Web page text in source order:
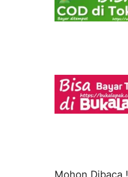
Mohon Dibaca !